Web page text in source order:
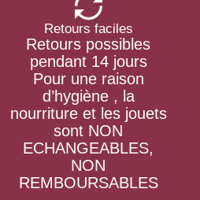
Retours faciles
Retours possibles
pendant 14 jours
Pour une raison
d’hygiène , la
nourriture et les jouets
sont NON
ECHANGEABLES,
NON
REMBOURSABLES